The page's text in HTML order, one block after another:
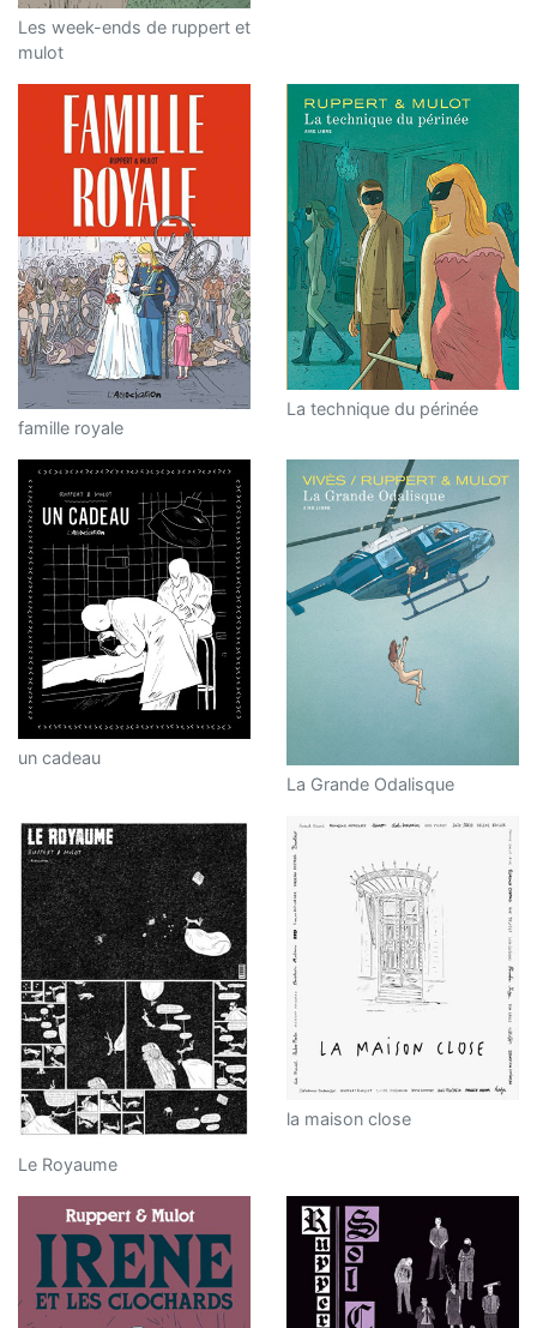
Les week-ends de ruppert et
mulot
famille royale
La technique du périnée
un cadeau
La Grande Odalisque
Le Royaume
la maison close